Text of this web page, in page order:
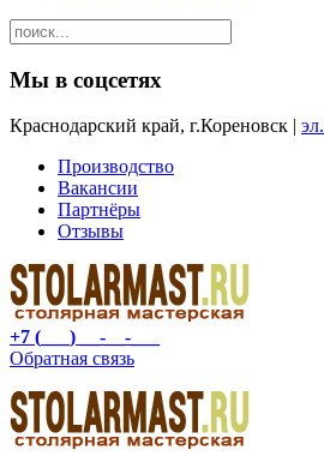
Мы в соцсетях
Краснодарский край, г.Кореновск |
Производство
Вакансии
Партнёры
Отзывы
+7 (___) __-__-___
Обратная связь